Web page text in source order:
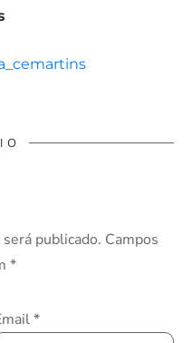
publicado. Campos
*
*